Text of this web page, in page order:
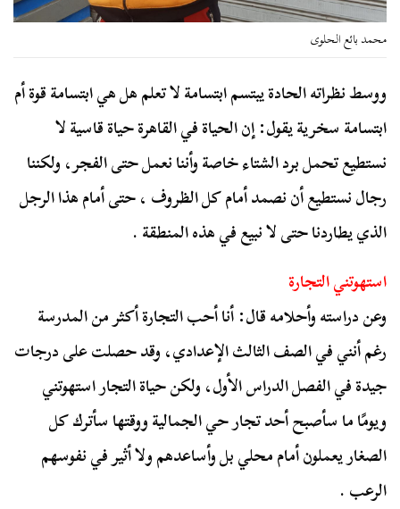
محمد بائع الحلوى
ووسط نظراته الحادة يبتسم ابتسامة لا تعلم هل هي ابتسامة قوة أم
ابتسامة سخرية يقول: إن الحياة في القاهرة حياة قاسية لا
نستطيع تحمل برد الشتاء خاصة وأننا نعمل حتى الفجر، ولكننا
رجال نستطيع أن نصمد أمام كل الظروف ، حتى أمام هذا الرجل
الذي يطاردنا حتى لا نبيع في هذه المنطقة .
استهوتني التجارة
وعن دراسته وأحلامه قال: أنا أحب التجارة أكثر من المدرسة
رغم أنني في الصف الثالث الإعدادي، وقد حصلت على درجات
جيدة في الفصل الدراس الأول، ولكن حياة التجار استهوتني
ويومًا ما سأصبح أحد تجار حي الجمالية ووقتها سأترك كل
الصغار يعملون أمام محلي بل وأساعدهم ولا أثير في نفوسهم
الرعب .